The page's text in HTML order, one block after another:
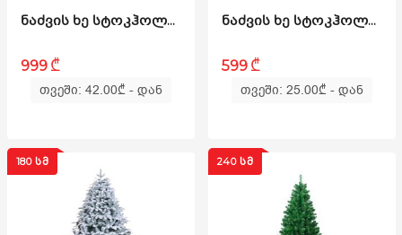
ᲜᲐᲫᲕᲘᲡ ᲮᲔ ᲡᲢᲝᲙᲰᲝᲚᲛᲘ 240ᲡᲛ (KK-240)
999 ₾
თვეში: 42.00₾- დან
ᲜᲐᲫᲕᲘᲡ ᲮᲔ ᲡᲢᲝᲙᲰᲝᲚᲛᲘ 210ᲡᲛ (GS-210)
599 ₾
თვეში: 25.00₾- დან
180 ᲡᲛ 240 ᲡᲛ